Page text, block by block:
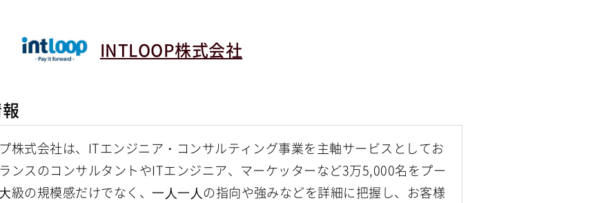
INTLOOP株式会社
株式会社は、ITエンジニア・コンサルティング事業を主軸サービスとしてお
ンスのコンサルタントやITエンジニア、マーケッターなど3万5,000名をプー
級の規模感だけでなく、⼀⼈⼀⼈の指向や強みなどを詳細に把握し、お客様